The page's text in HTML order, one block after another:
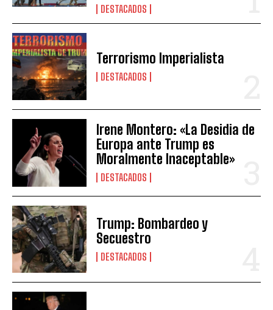
DESTACADOS
Terrorismo Imperialista
DESTACADOS
Irene Montero: «La Desidia de
Europa ante Trump es
Moralmente Inaceptable»
DESTACADOS
Trump: Bombardeo y
Secuestro
DESTACADOS